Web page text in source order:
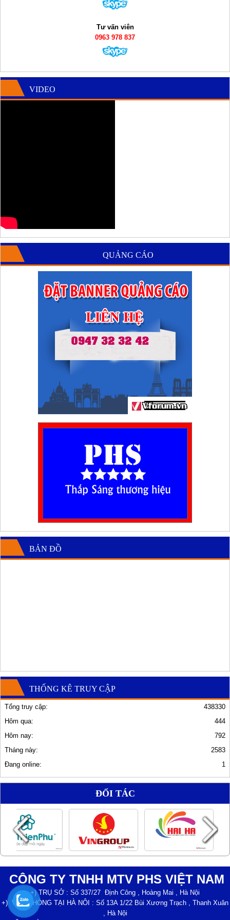
Tư vấn viên
0963 978 837
VIDEO
QUẢNG CÁO
BẢN ĐỒ
THỐNG KÊ TRUY CẬP
438330
Tổng truy cập:
444
Hôm qua:
792
Hôm nay:
2583
Tháng này:
1
Đang online:
ĐỐI TÁC
CÔNG TY TNHH MTV PHS VIỆT NAM
+) TRỤ SỞ : Số 337/27 Định Công , Hoàng Mai , Hà Nội
+) VĂN PHÒNG TẠI HÀ NÔI : Số 13A 1/22 Bùi Xương Trạch , Thanh Xuân
, Hà Nội